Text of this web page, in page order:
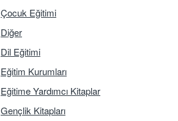
Çocuk Eğitimi
Diğer
Dil Eğitimi
Eğitim Kurumları
Eğitime Yardımcı Kitaplar
Gençlik Kitapları